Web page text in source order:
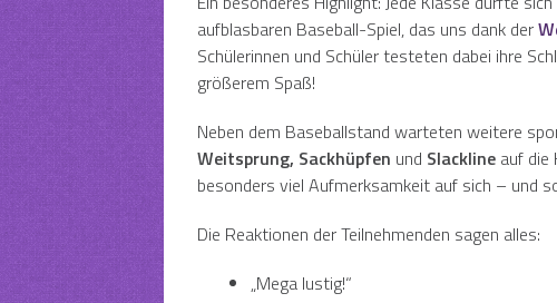
aufblasbaren Baseball-Spiel, das uns dank der
Schülerinnen und Schüler testeten dabei ihre
größerem Spaß!
Neben dem Baseballstand warteten weitere
Weitsprung, Sackhüpfen und Slackline auf die
besonders viel Aufmerksamkeit auf sich – und
Die Reaktionen der Teilnehmenden sagen alles:
„Mega lustig!“